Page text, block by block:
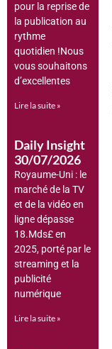
pour la reprise de
la publication au
rythme
quotidien !Nous
vous souhaitons
d’excellentes
Lire la suite »
Daily Insight
30/07/2026
Royaume-Uni : le
marché de la TV
et de la vidéo en
ligne dépasse
18.Mds£ en
2025, porté par le
streaming et la
publicité
numérique
Lire la suite »